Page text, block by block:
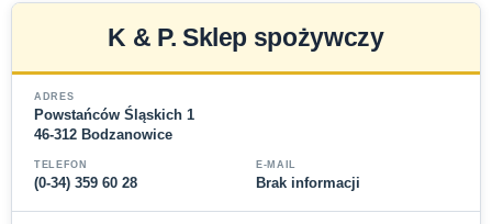
K & P. Sklep spożywczy
ADRES
Powstańców Śląskich 1
46-312 Bodzanowice
TELEFON
(0-34) 359 60 28
E-MAIL
Brak informacji